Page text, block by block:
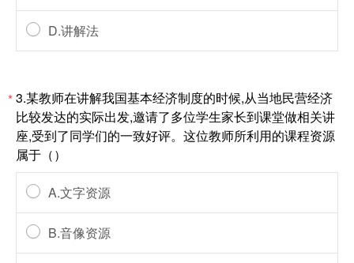
D.讲解法
*3.某教师在讲解我国基本经济制度的时候,从当地民营经济
比较发达的实际出发,邀请了多位学生家长到课堂做相关讲
座,受到了同学们的一致好评。这位教师所利用的课程资源
属于（）
A.文字资源
B.音像资源